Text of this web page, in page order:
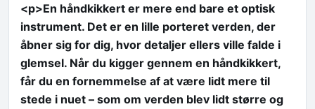
<p>En håndkikkert er mere end bare et optisk
instrument. Det er en lille porteret verden, der
åbner sig for dig, hvor detaljer ellers ville falde i
glemsel. Når du kigger gennem en håndkikkert,
får du en fornemmelse af at være lidt mere til
stede i nuet – som om verden blev lidt større og